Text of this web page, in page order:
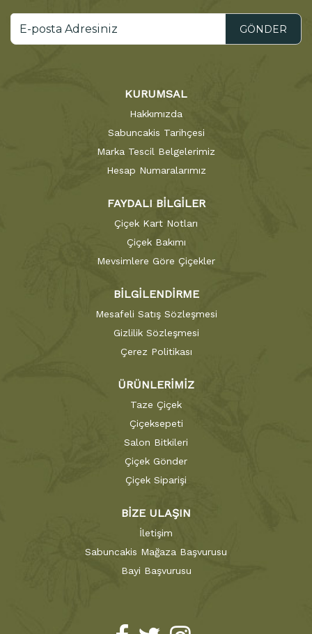
GÖNDER
KURUMSAL
Hakkımızda
Sabuncakis Tarihçesi
Marka Tescil Belgelerimiz
Hesap Numaralarımız
FAYDALI BİLGİLER
Çiçek Kart Notları
Çiçek Bakımı
Mevsimlere Göre Çiçekler
BİLGİLENDİRME
Mesafeli Satış Sözleşmesi
Gizlilik Sözleşmesi
Çerez Politikası
ÜRÜNLERİMİZ
Taze Çiçek
Çiçeksepeti
Salon Bitkileri
Çiçek Gönder
Çiçek Siparişi
BİZE ULAŞIN
İletişim
Sabuncakis Mağaza Başvurusu
Bayi Başvurusu